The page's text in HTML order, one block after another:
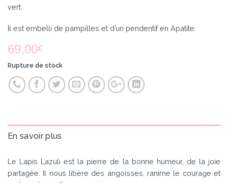
vert.
Il est embelli de pampilles et d’un pendentif en Apatite.
69,00€
Rupture de stock
En savoir plus
Le Lapis Lazuli est la pierre de la bonne humeur, de la joie
partagée. Il nous libère des angoisses, ranime le courage et